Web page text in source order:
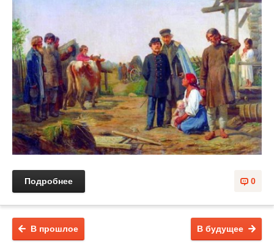
0
Подробнее
В будущее
В прошлое